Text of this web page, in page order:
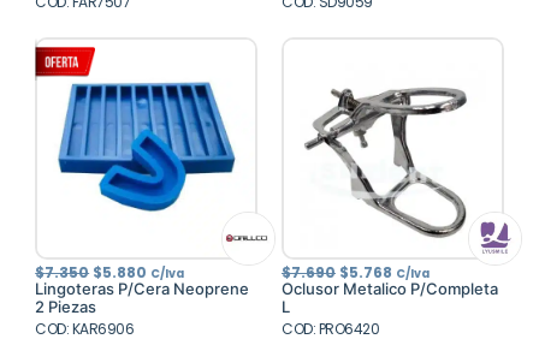
$7.350 El
precio
original
era:
$7.350.
$5.880 El
precio
actual
C/Iva
Lingoteras P/Cera Neoprene
2 Piezas
COD: KAR6906
$7.690 El
precio
original
$7.690.
$5.768 El
precio
actual
C/Iva
Oclusor Metalico P/Completa
L
COD: PRO6420